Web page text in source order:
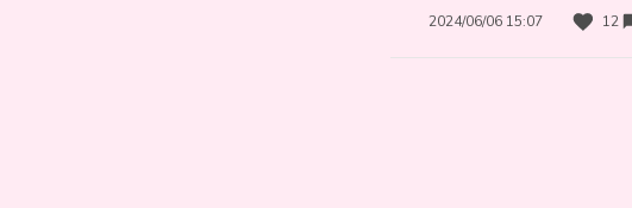
2024/06/06 15:07
12